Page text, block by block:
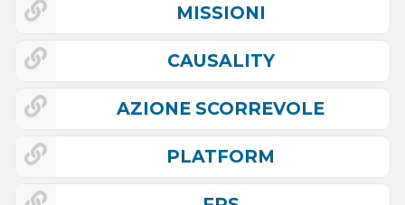
MISSIONI
CAUSALITY
AZIONE SCORREVOLE
PLATFORM